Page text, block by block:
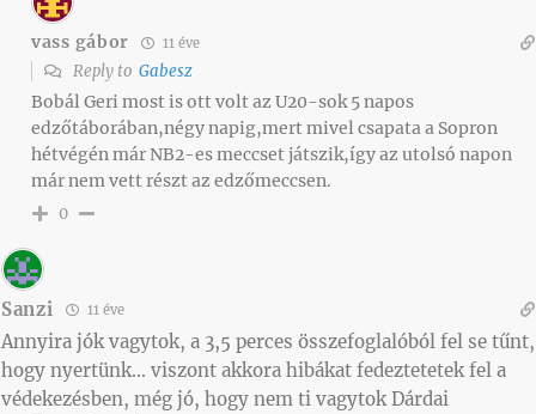
vass gábor 11 éve
Reply to Gabesz
Bobál Geri most is ott volt az U20-sok 5 napos
edzőtáborában,négy napig,mert mivel csapata a Sopron
hétvégén már NB2-es meccset játszik,így az utolsó napon
már nem vett részt az edzőmeccsen.
0
Sanzi 11 éve
Annyira jók vagytok, a 3,5 perces összefoglalóból fel se tűnt,
hogy nyertünk… viszont akkora hibákat fedeztetetek fel a
védekezésben, még jó, hogy nem ti vagytok Dárdai